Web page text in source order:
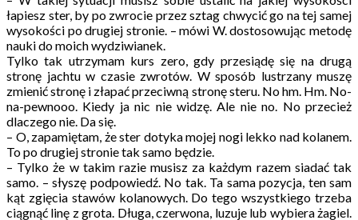
łapiesz ster, by po zwrocie przez sztag chwycić go na tej samej
wysokości po drugiej stronie. – mówi W. dostosowując metodę
nauki do moich wydziwianek.
Tylko tak utrzymam kurs zero, gdy przesiądę się na drugą
stronę jachtu w czasie zwrotów. W sposób lustrzany muszę
zmienić stronę i złapać przeciwną stronę steru. No hm. Hm. No-
na-pewnooo. Kiedy ja nic nie widzę. Ale nie no. No przecież
dlaczego nie. Da się.
– O, zapamiętam, że ster dotyka mojej nogi lekko nad kolanem.
To po drugiej stronie tak samo będzie.
– Tylko że w takim razie musisz za każdym razem siadać tak
samo. – słyszę podpowiedź. No tak. Ta sama pozycja, ten sam
kąt zgięcia stawów kolanowych. Do tego wszystkiego trzeba
ciągnąć linę z grota. Długa, czerwona, luzuje lub wybiera żagiel.